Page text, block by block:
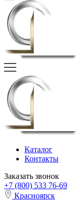
Каталог
Контакты
Заказать звонок
+7 (800) 533 76-69
Красноярск